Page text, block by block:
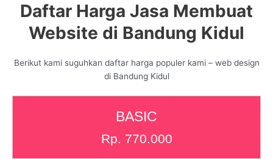
Daftar Harga Jasa Membuat
Website di Bandung Kidul
Berikut kami suguhkan daftar harga populer kami – web design
di Bandung Kidul
BASIC
Rp. 770.000